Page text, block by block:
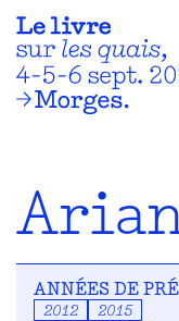
ANNÉES DE
2012 2015